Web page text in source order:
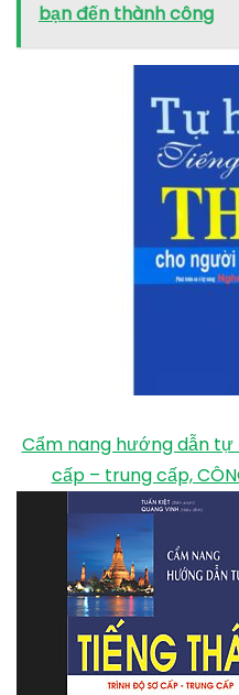
bạn đến thành công
Cẩm nang hướng dẫn
cấp – trung cấp,